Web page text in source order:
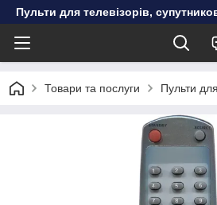
Пульти для телевізорів,
Товари та послуги Пульти